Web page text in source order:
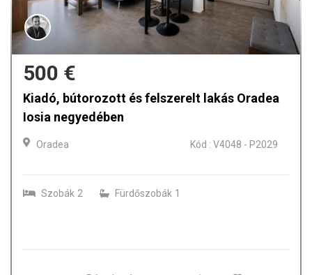
790 €
Igen központi lakás kiadó, Oradea, Bihor.
Oradea
Szobák 2 Fürdőszobák 1